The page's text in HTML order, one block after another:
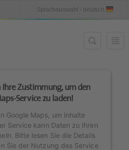
Zustimmung, um den
Service zu laden!
Google Maps, um Inhalte
Service kann Daten zu Ihren
Bitte lesen Sie die Details
Sie der Nutzung des Service